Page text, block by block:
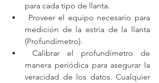
para cada tipo de llanta.
medición de la estría de la llanta
(Profundímetro).
manera periódica para asegurar la
veracidad de los datos. Cualquier